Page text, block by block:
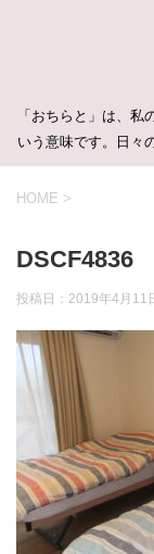
「おちらと」は、
いう意味です。日々
HOME >
DSCF4836
投稿日： 2019年4月11